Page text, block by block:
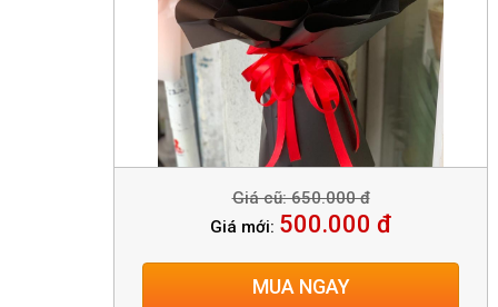
Giá cũ: 650.000 đ
Giá mới: 500.000 đ
MUA NGAY